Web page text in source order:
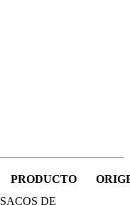
PRODUCTO
SACOS DE